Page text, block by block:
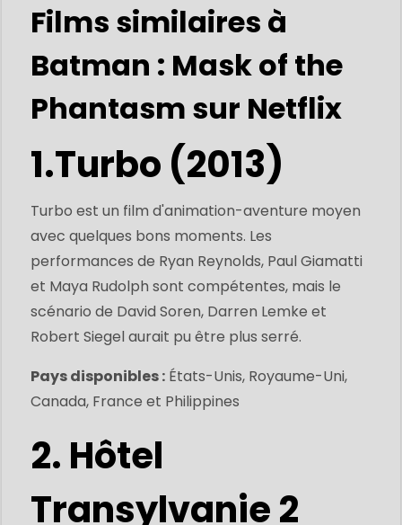
Films similaires à
Batman : Mask of the
Phantasm sur Netflix
1.Turbo (2013)
Turbo est un film d'animation-aventure moyen
avec quelques bons moments. Les
performances de Ryan Reynolds, Paul Giamatti
et Maya Rudolph sont compétentes, mais le
scénario de David Soren, Darren Lemke et
Robert Siegel aurait pu être plus serré.
Pays disponibles : États-Unis, Royaume-Uni,
Canada, France et Philippines
2. Hôtel
Transylvanie 2